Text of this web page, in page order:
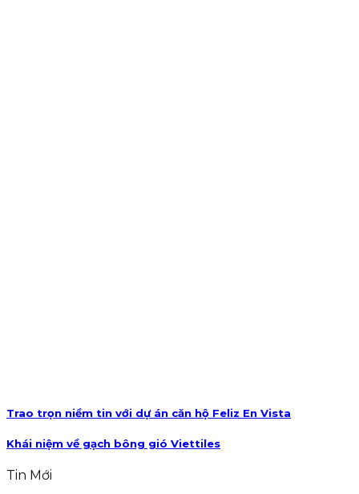
Trao trọn niềm tin với dự án căn hộ Feliz En Vista
Khái niệm về gạch bông gió Viettiles
Tin Mới